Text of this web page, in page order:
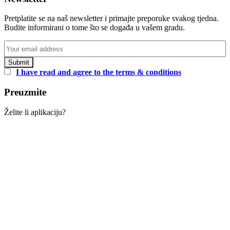
Pretplatite se na naš newsletter i primajte preporuke svakog tjedna.
Budite informirani o tome što se događa u vašem gradu.
I have read and agree to the terms & conditions
Preuzmite
Želite li aplikaciju?